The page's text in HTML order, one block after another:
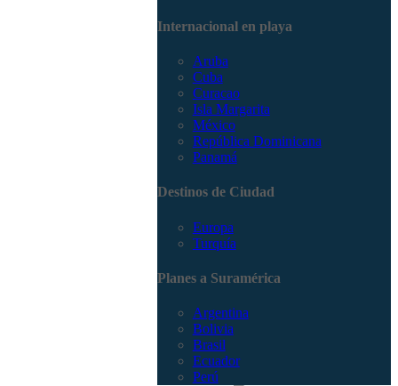
Internacional en playa
Aruba
Cuba
Curacao
Isla Margarita
México
República Dominicana
Panamá
Destinos de Ciudad
Europa
Turquía
Planes a Suramérica
Argentina
Bolivia
Brasil
Ecuador
Perú